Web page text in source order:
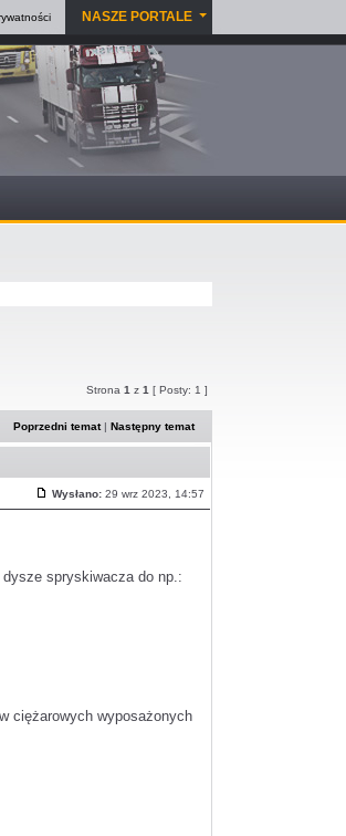
NASZE PORTALE
Strona1 z1 [ Posty: 1 ]
Poprzedni temat|Następny temat
Post
Wysłano: 29 wrz 2023, 14:57
spryskiwacza do np.:
ciężarowych wyposażonych